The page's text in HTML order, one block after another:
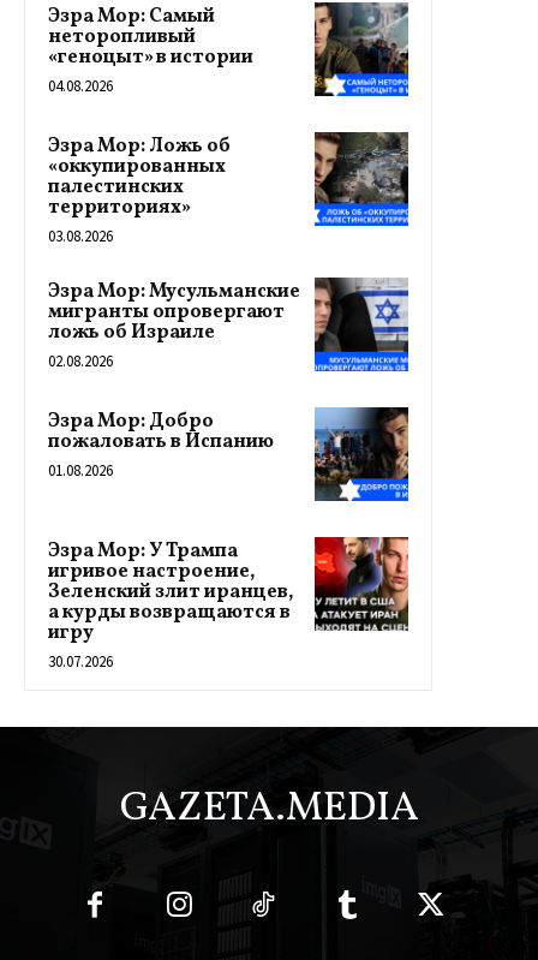
Эзра Мор: Самый
неторопливый
«геноцыт» в истории
04.08.2026
Эзра Мор: Ложь об
«оккупированных
палестинских
территориях»
03.08.2026
Эзра Мор: Мусульманские
мигранты опровергают
ложь об Израиле
02.08.2026
Эзра Мор: Добро
пожаловать в Испанию
01.08.2026
Эзра Мор: У Трампа
игривое настроение,
Зеленский злит иранцев,
а курды возвращаются в
игру
30.07.2026
GAZETA.MEDIA